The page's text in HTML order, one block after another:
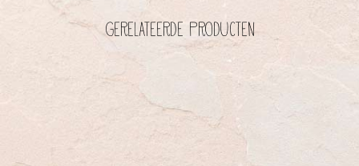
Gerelateerde producten